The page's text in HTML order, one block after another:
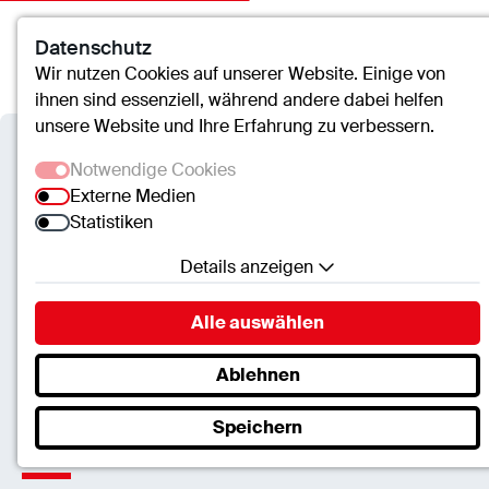
Kontakt Suche Menü
Gelderland-Klinik Geldern
Datenschutz
Wir nutzen Cookies auf unserer Website. Einige von
ihnen sind essenziell, während andere dabei helfen
unsere Website und Ihre Erfahrung zu verbessern.
Notwendige Cookies
Externe Medien
Statistiken
Details anzeigen
Notwendige Cookies
Essenzielle Cookies ermöglichen grundlegende
Funktionen und sind für die einwandfreie Funktion
der Website erforderlich.
SC.Cookie
Name:mscookie
Alle auswählen
Ablehnen
Speichern